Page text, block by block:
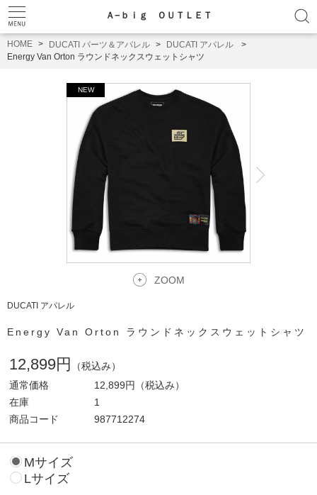
Ａ−ｂｉｇ ＯＵＴＬＥＴ
HOME DUCATI パーツ＆アパレル
DUCATI アパレル
Energy Van Orton ラウンドネックスウェットシャツ
ZOOM
DUCATI アパレル
Energy Van Orton ラウンドネックスウェットシャツ
12,899円
（税込み）
通常価格
12,899円
（税込み）
在庫
1
商品コード
987712274
Mサイズ
Lサイズ